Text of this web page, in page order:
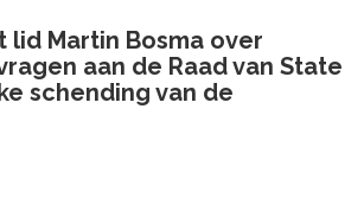
lid Martin Bosma over
aan de Raad van State
schending van de